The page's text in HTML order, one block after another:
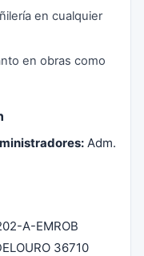
en cualquier
en obras como
Adm.
A-EMROB
36710